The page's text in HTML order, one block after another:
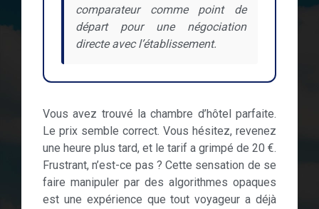
comparateur comme point de
départ pour une négociation
directe avec l’établissement.
Vous avez trouvé la chambre d’hôtel parfaite.
Le prix semble correct. Vous hésitez, revenez
une heure plus tard, et le tarif a grimpé de 20 €.
Frustrant, n’est-ce pas ? Cette sensation de se
faire manipuler par des algorithmes opaques
est une expérience que tout voyageur a déjà